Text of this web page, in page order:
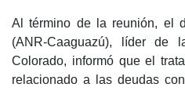
Al término de la reunión, el
(ANR-Caaguazú), líder de
Colorado, informó que el
relacionado a las deudas